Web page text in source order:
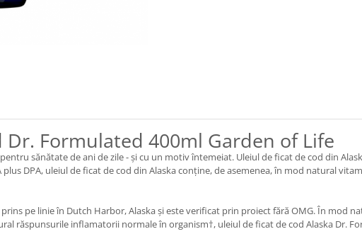
Formulated 400ml Garden of Life
sănătate de ani de zile - și cu un motiv întemeiat. Uleiul de ficat de cod din
DPA, uleiul de ficat de cod din Alaska conține, de asemenea, în mod natural
pe linie în Dutch Harbor, Alaska și este verificat prin proiect fără OMG. În mod
răspunsurile inflamatorii normale în organism†, uleiul de ficat de cod Alaska Dr.